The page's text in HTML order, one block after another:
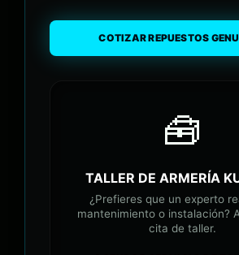
COTIZAR REPUESTOS
🧰
TALLER DE ARMERÍA
¿Prefieres que un experto
mantenimiento o instalación?
cita de taller.